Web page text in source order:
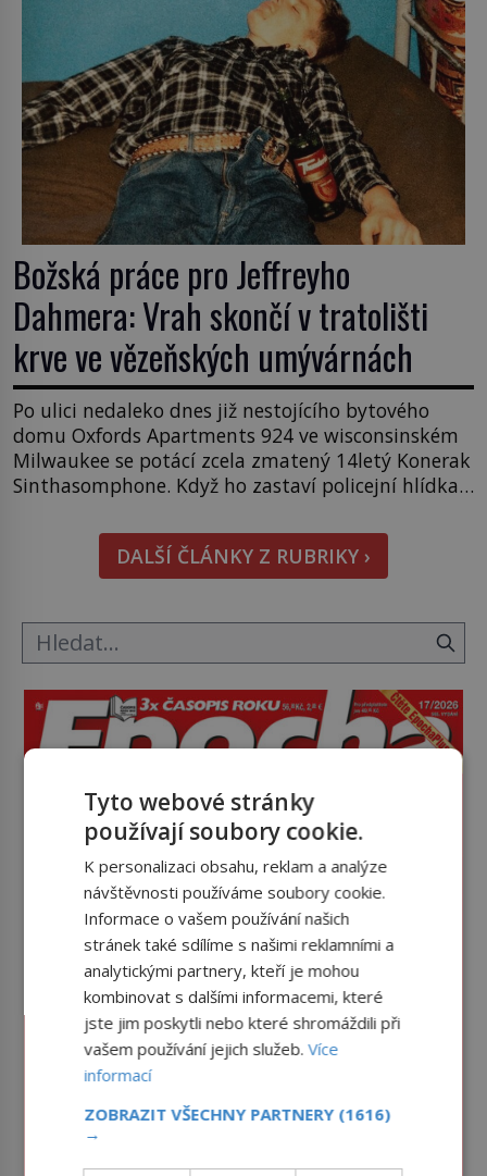
Božská práce pro Jeffreyho
Dahmera: Vrah skončí v tratolišti
krve ve vězeňských umývárnách
Po ulici nedaleko dnes již nestojícího bytového
domu Oxfords Apartments 924 ve wisconsinském
Milwaukee se potácí zcela zmatený 14letý Konerak
Sinthasomphone. Když ho zastaví policejní hlídka,
Strážníci ho dopraví zpět do udaného bytu. Oním
„kamarádem“ je ovšem jeden z nejslavnějších
vrahů, Jeffrey Dahmer (1960–1994). Je 27. května
DALŠÍ ČLÁNKY Z RUBRIKY ›
Tyto webové stránky
používají soubory cookie.
K personalizaci obsahu, reklam a analýze
návštěvnosti používáme soubory cookie.
Informace o vašem používání našich
stránek také sdílíme s našimi reklamními a
analytickými partnery, kteří je mohou
kombinovat s dalšími informacemi, které
jste jim poskytli nebo které shromáždili při
vašem používání jejich služeb.Více
informací
ZOBRAZIT VŠECHNY PARTNERY (1616)
→